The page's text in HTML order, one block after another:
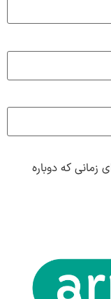
زمانی که دوباره